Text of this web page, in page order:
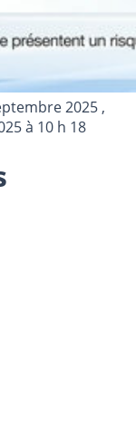
2025 ,
à 10 h 18